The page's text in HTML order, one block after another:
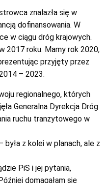
znalazła się w
dofinansowania. W
w ciągu dróg krajowych.
2017 roku. Mamy rok 2020,
przyjęty przez
– 2023.
regionalnego, których
Generalna Dyrekcja Dróg
ruchu tranzytowego w
była z kolei w planach, ale z
PiS i jej pytania,
domagałam się